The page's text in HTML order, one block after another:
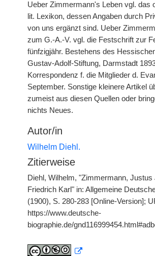
Ueber Zimmermann's Leben vgl. das
lit. Lexikon, dessen Angaben durch
von uns ergänzt sind. Ueber
zum G.-A.-V. vgl. die Festschrift zur
fünfzigjähr. Bestehens des
Gustav-Adolf-Stiftung, Darmstadt
Korrespondenz f. die Mitglieder d.
September. Sonstige kleinere Artikel
zumeist aus diesen Quellen oder
nichts Neues.
Autor/in
Wilhelm Diehl.
Zitierweise
Diehl, Wilhelm, "Zimmermann,
Friedrich Karl" in: Allgemeine
(1900), S. 280-283 [Online-Version];
https://www.deutsche-
biographie.de/